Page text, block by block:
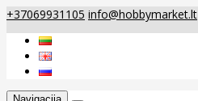
+37069931105 info@hobbymarket.lt